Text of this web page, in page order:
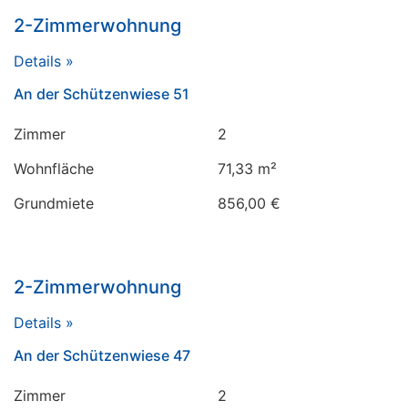
2-Zimmerwohnung
Details »
An der Schützenwiese 51
Zimmer
2
Wohnfläche
71,33 m²
Grundmiete
856,00 €
2-Zimmerwohnung
Details »
An der Schützenwiese 47
Zimmer
2